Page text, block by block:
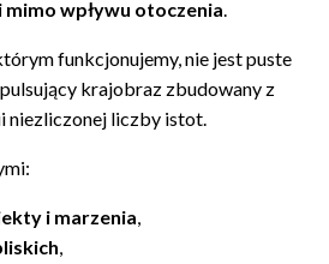
wpływu otoczenia.
funkcjonujemy, nie jest puste
krajobraz zbudowany z
niezliczonej liczby istot.
i marzenia,
,